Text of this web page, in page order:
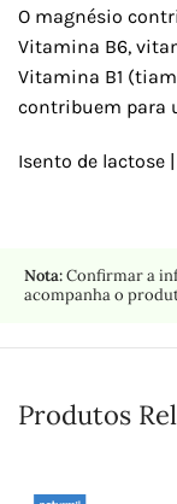
O magnésio
Vitamina B6,
Vitamina B1
contribuem para
Isento de lactose
Nota:Confirmar a
acompanha o
Produtos